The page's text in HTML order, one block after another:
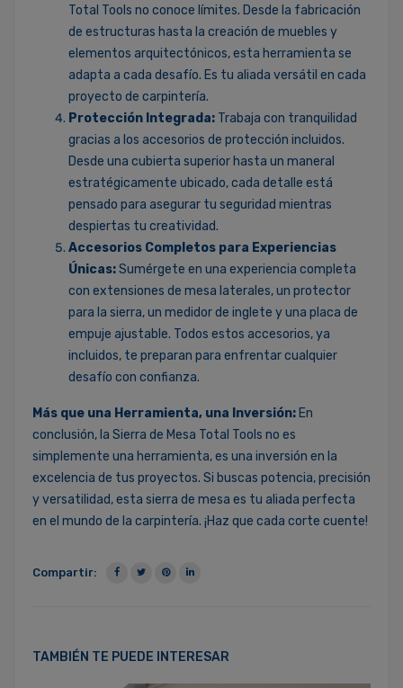
Total Tools no conoce límites. Desde la fabricación
de estructuras hasta la creación de muebles y
elementos arquitectónicos, esta herramienta se
adapta a cada desafío. Es tu aliada versátil en cada
proyecto de carpintería.
Protección Integrada: Trabaja con tranquilidad
gracias a los accesorios de protección incluidos.
Desde una cubierta superior hasta un maneral
estratégicamente ubicado, cada detalle está
pensado para asegurar tu seguridad mientras
despiertas tu creatividad.
Accesorios Completos para Experiencias
Únicas:Sumérgete en una experiencia completa
con extensiones de mesa laterales, un protector
para la sierra, un medidor de inglete y una placa de
empuje ajustable. Todos estos accesorios, ya
incluidos, te preparan para enfrentar cualquier
desafío con confianza.
Más que una Herramienta, una Inversión: En
conclusión, la Sierra de Mesa Total Tools no es
simplemente una herramienta, es una inversión en la
excelencia de tus proyectos. Si buscas potencia, precisión
y versatilidad, esta sierra de mesa es tu aliada perfecta
en el mundo de la carpintería. ¡Haz que cada corte cuente!
Compartir:
TAMBIÉN TE PUEDE INTERESAR